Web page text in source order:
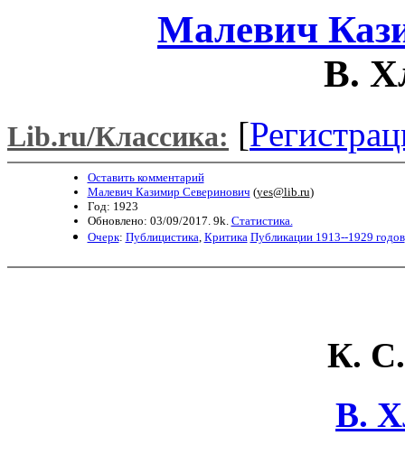
Малевич
В.
Lib.ru/Классика: [
Оставить комментарий
Малевич Казимир Северинович (yes@lib.ru)
Год: 1923
Обновлено: 03/09/2017. 9k. Статистика.
Очерк: Публицистика Критика Публикации 1913--1929 годов
К.
В.